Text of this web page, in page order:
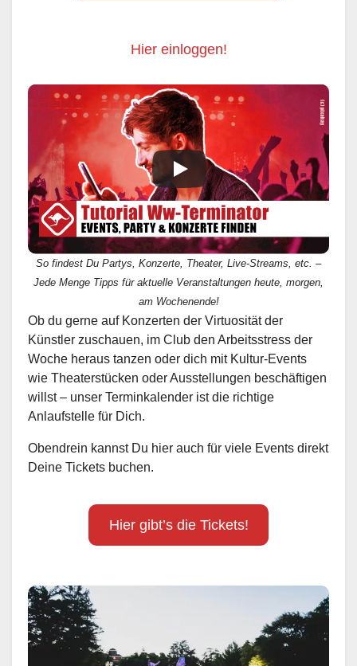
Hier einloggen!
So findest Du Partys, Konzerte, Theater, Live-Streams, etc. –
Jede Menge Tipps für aktuelle Veranstaltungen heute, morgen,
am Wochenende!
Ob du gerne auf Konzerten der Virtuosität der
Künstler zuschauen, im Club den Arbeitsstress der
Woche heraus tanzen oder dich mit Kultur-Events
wie Theaterstücken oder Ausstellungen beschäftigen
willst – unser Terminkalender ist die richtige
Anlaufstelle für Dich.
Obendrein kannst Du hier auch für viele Events direkt
Deine Tickets buchen.
Hier gibt’s die Tickets!